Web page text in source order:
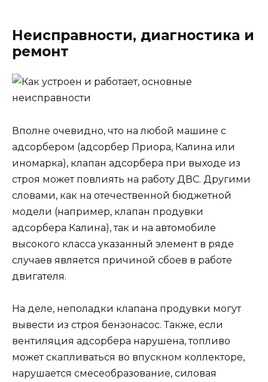
Неисправности, диагностика и
ремонт
Вполне очевидно, что на любой машине с
адсорбером (адсорбер Приора, Калина или
иномарка), клапан адсорбера при выходе из
строя может повлиять на работу ДВС. Другими
словами, как на отечественной бюджетной
модели (например, клапан продувки
адсорбера Калина), так и на автомобиле
высокого класса указанный элемент в ряде
случаев является причиной сбоев в работе
двигателя.
На деле, неполадки клапана продувки могут
вывести из строя бензонасос. Также, если
вентиляция адсорбера нарушена, топливо
может скапливаться во впускном коллекторе,
нарушается смесеобразование, силовая